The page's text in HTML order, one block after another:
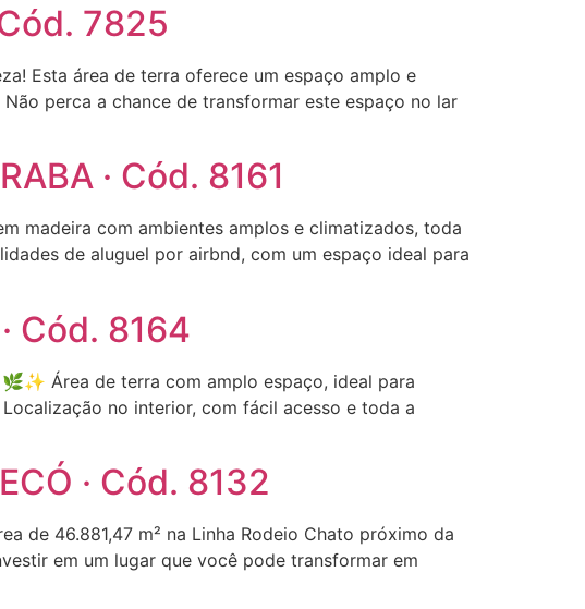
7825
Esta área de terra oferece um espaço amplo e
perca a chance de transformar este espaço no lar
· Cód. 8161
madeira com ambientes amplos e climatizados, toda
de aluguel por airbnd, com um espaço ideal para
Cód. 8164
Área de terra com amplo espaço, ideal para
no interior, com fácil acesso e toda a
· Cód. 8132
de 46.881,47 m² na Linha Rodeio Chato próximo da
em um lugar que você pode transformar em